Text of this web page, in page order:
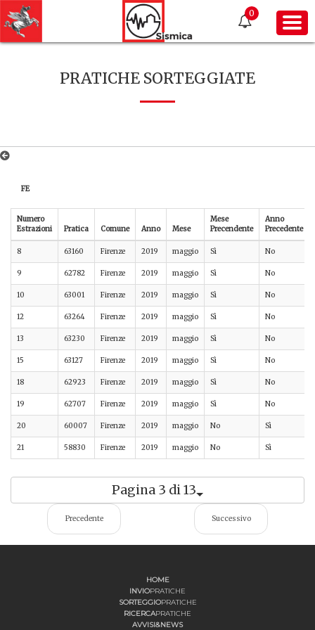
0
PRATICHE SORTEGGIATE
FE
Numero
Estrazioni
Pratica Comune Anno Mese
Mese
Precendente
Anno
Precedente
8 63160 Firenze 2019 maggio Sì No
9 62782 Firenze 2019 maggio Sì No
10 63001 Firenze 2019 maggio Sì No
12 63264 Firenze 2019 maggio Sì No
13 63230 Firenze 2019 maggio Sì No
15 63127 Firenze 2019 maggio Sì No
18 62923 Firenze 2019 maggio Sì No
19 62707 Firenze 2019 maggio Sì No
20 60007 Firenze 2019 maggio No Sì
21 58830 Firenze 2019 maggio No Sì
Pagina 3 di 13
Precedente Successivo
HOME
INVIOPRATICHE
SORTEGGIOPRATICHE
RICERCAPRATICHE
AVVISI&NEWS